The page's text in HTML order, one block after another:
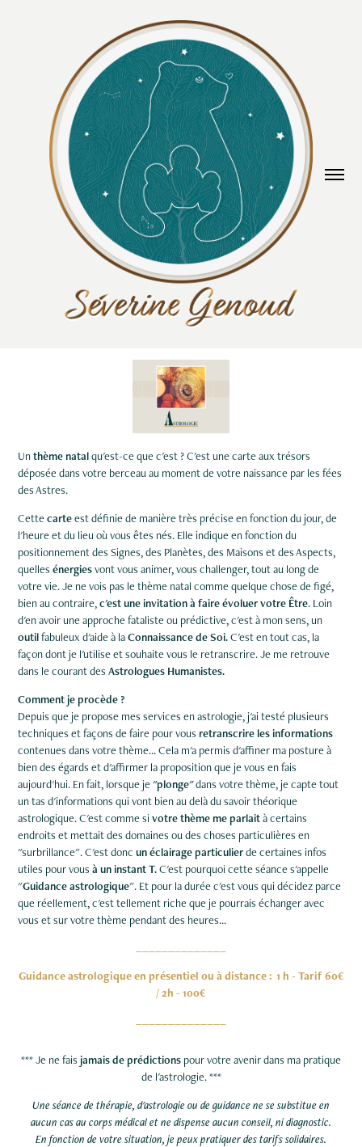
Unthème natalqu'est-ce que c'est ? C'est une carte aux trésors
déposée dans votre berceau au moment de votre naissance par les fées
des Astres.
Cettecarteest définie de manière très précise en fonction du jour, de
l'heure et du lieu où vous êtes nés. Elle indique en fonction du
positionnement des Signes, des Planètes, des Maisons et des Aspects,
quellesénergiesvont vous animer, vous challenger, tout au long de
votre vie. Je ne vois pas le thème natal comme quelque chose de figé,
bien au contraire,c'est une invitation à faire évoluer votre Être. Loin
d'en avoir une approche fataliste ou prédictive, c'est à mon sens, un
outilfabuleux d'aide à laConnaissance de Soi.C'est en tout cas, la
façon dont je l'utilise et souhaite vous le retranscrire. Je me retrouve
dans le courant desAstrologues Humanistes.
Comment je procède ?
Depuis que je propose mes services en astrologie, j'ai testé plusieurs
techniques et façons de faire pour vous retranscrire les informations
contenues dans votre thème... Cela m'a permis d'affiner ma posture à
bien des égards et d'affirmer la proposition que je vous en fais
aujourd'hui. En fait, lorsque je"plonge"dans votre thème, je capte tout
un tas d'informations qui vont bien au delà du savoir théorique
astrologique. C'est comme sivotre thème me parlaità certains
endroits et mettait des domaines ou des choses particulières en
"surbrillance". C'est doncun éclairage particulierde certaines infos
utiles pour vousà un instant T.C'est pourquoi cette séance s'appelle
"Guidance astrologique". Et pour la durée c'est vous qui décidez parce
que réellement, c'est tellement riche que je pourrais échanger avec
vous et sur votre thème pendant des heures...
Guidance astrologique en présentiel ou à distance : 1 h - Tarif 60€
/ 2h - 100€
***Je ne fais jamais de prédictions pour votre avenir dans ma pratique
de l'astrologie.***
Une séance de thérapie, d'astrologie ou de guidance ne se substitue en
aucun cas au corps médical et ne dispense aucun conseil, ni diagnostic.
En fonction de votre situation, je peux pratiquer des tarifs solidaires.